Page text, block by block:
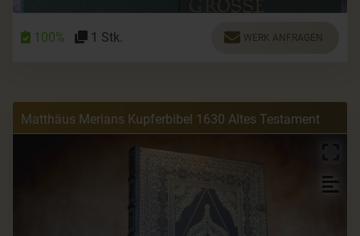
100% 1 Stk. WERK ANFRAGEN
Matthäus Merians Kupferbibel 1630 Altes Testament